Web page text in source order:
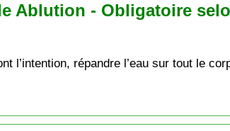
Ablution - Obligatoire
l’intention, répandre l’eau sur tout le